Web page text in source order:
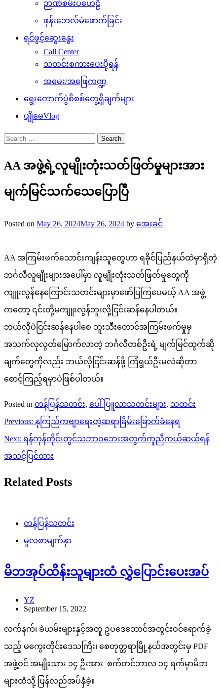
ဉာဏ်စမ်းပဟေဠိ
ဖုန်းဘေလ်မဲဖောက်ခြင်း
ရင်ဖွင့်ဆွေးနွေး
Call Center
သတင်းစကားပေးပို့ရန်
အမေး/အဖြေကဏ္ဍ
ရွေးကောက်ပွဲစိစစ်တွေ့ရှိချက်များ
ပျိုမေVlog
Search
for:
AA အဖွဲ့ရဲ့လူမျိုးတုံးသတ်ဖြတ်မှုများအား
မျက်မြင်သက်သေပြောပြီ
Posted on May 26, 2024May 26, 2024 by အေးခင်
AA အကြမ်းဖက်သောင်းကျန်းသူတွေဟာ ရခိုင်ပြည်နယ်ထဲမှာရှိတဲ့
ဘင်္ဂလီလူမျိုးများအပေါ်မှာ လူမျိုးတုံးသတ်ဖြတ်မှုတွေကို
ကျူးလွန်နေကြောင်းသတင်းများမှာဖော်ပြကြပေမယ့် AA အဖွဲ့
ကတော့ ၎င်းတို့မကျူးလွန်ဘူးလို့ငြင်းဆန်နေပါတယ်။
ဘယ်လိုပဲငြင်းဆန်နေပါစေ ဘူးသီးတောင်အကြမ်းဖက်မှုမှ
အသက်လုလွတ်မြောက်လာတဲ့ ဘင်္ဂလီတစ်ဦးရဲ့ မျက်မြင်ထွက်ဆို
ချက်တွေကိုလည်း ဘယ်လိုငြင်းဆန်ဖို့ ကြံရွယ်ဦးမလဲဆိုတာ
စောင့်ကြည့်ရမှာပဲဖြစ်ပါတယ်။
Posted in တန်ပြန်သတင်း, ပေါ်ပြူလာသတင်းများ, သတင်း
Post
navigation
Previous: နုကြည်ကဗျာရေးတဲ့ဆရာခြိမ်းခြောက်ခံနေရ
Next: ရန်ကုန်တိုင်းတွင်သဘာဝဘေးအတွက်ကူညီကယ်ဆယ်ရန်
အသင့်ပြင်ထား
Related Posts
တန်ပြန်သတင်း
မူလစာမျက်နှာ
မိဘအုပ်ထိန်းသူများထံ လွှဲပြောင်းပေးအပ်
YZ
September 15, 2022
လက်နက်၊ ခဲယမ်းများနှင့်အတူ ဥပဒေဘောင်အတွင်းဝင်ရောက်ခဲ့
သည့် မကွေးတိုင်းဒေသကြီး၊ စေတုတ္တရာမြို့နယ်အတွင်းမှ PDF
အဖွဲ့ဝင် အမျိုးသား ၁၄ ဦးအား စက်တင်ဘာလ ၁၄ ရက်မှာမိဘ
များထံသို့ ပြန်လည်အပ်နှံခဲ့။